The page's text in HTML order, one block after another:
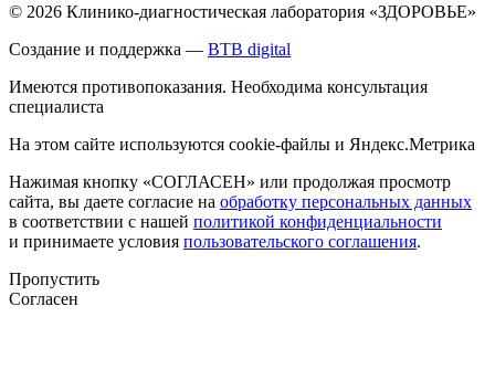
© 2026 Клинико-диагностическая лаборатория «ЗДОРОВЬЕ»
Создание и поддержка — BTB digital
Имеются противопоказания. Необходима консультация
специалиста
На этом сайте используются cookie-файлы и Яндекс.Метрика
Нажимая кнопку «СОГЛАСЕН» или продолжая просмотр
сайта, вы даете согласие на обработку персональных данных
в соответствии с нашей политикой конфиденциальности
и принимаете условия пользовательского соглашения.
Пропустить
Согласен